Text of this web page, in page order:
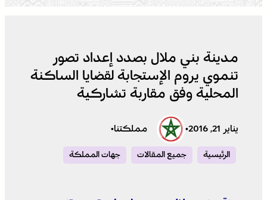
العبور إلى مونديال البرازيل 2027
مدينة بني ملال بصدد إعداد تصور
تنموي يروم الإستجابة لقضايا الساكنة
المحلية وفق مقاربة تشاركية
يناير 21, 2016 • مملكتنا•
الرئيسية جميع المقالات جهات المملكة